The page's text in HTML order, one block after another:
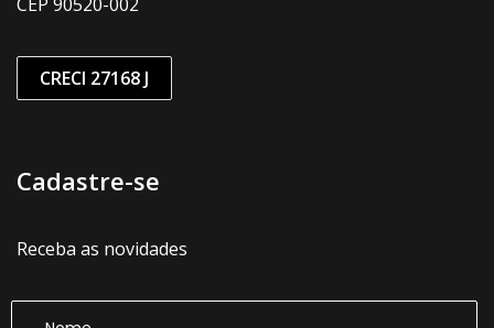
CEP 90520-002
CRECI 27168 J
Cadastre-se
Receba as novidades